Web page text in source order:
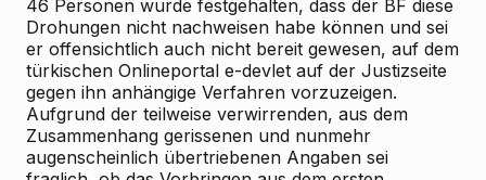
46 Personen wurde festgehalten, dass der BF diese
Drohungen nicht nachweisen habe können und sei
er offensichtlich auch nicht bereit gewesen, auf dem
türkischen Onlineportal e-devlet auf der Justizseite
gegen ihn anhängige Verfahren vorzuzeigen.
Aufgrund der teilweise verwirrenden, aus dem
Zusammenhang gerissenen und nunmehr
augenscheinlich übertriebenen Angaben sei